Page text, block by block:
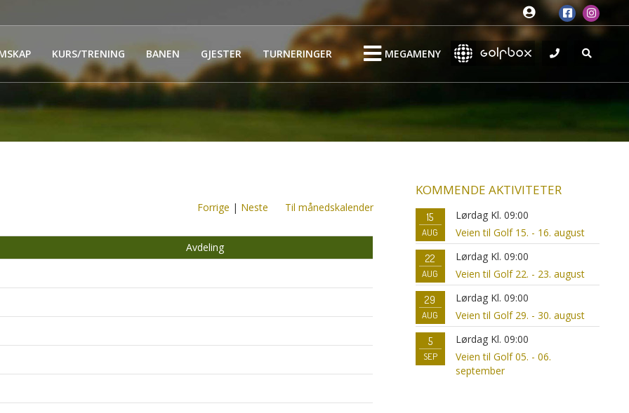
KURS/TRENING BANEN GJESTER TURNERINGER MEGAMENY
Forrige | Neste Til månedskalender
Avdeling
KOMMENDE AKTIVITETER
15
AUG
Lørdag Kl. 09:00
Veien til Golf 15. - 16. august
22
AUG
Lørdag Kl. 09:00
Veien til Golf 22. - 23. august
29
AUG
Lørdag Kl. 09:00
Veien til Golf 29. - 30. august
5
SEP
Lørdag Kl. 09:00
Veien til Golf 05. - 06.
september